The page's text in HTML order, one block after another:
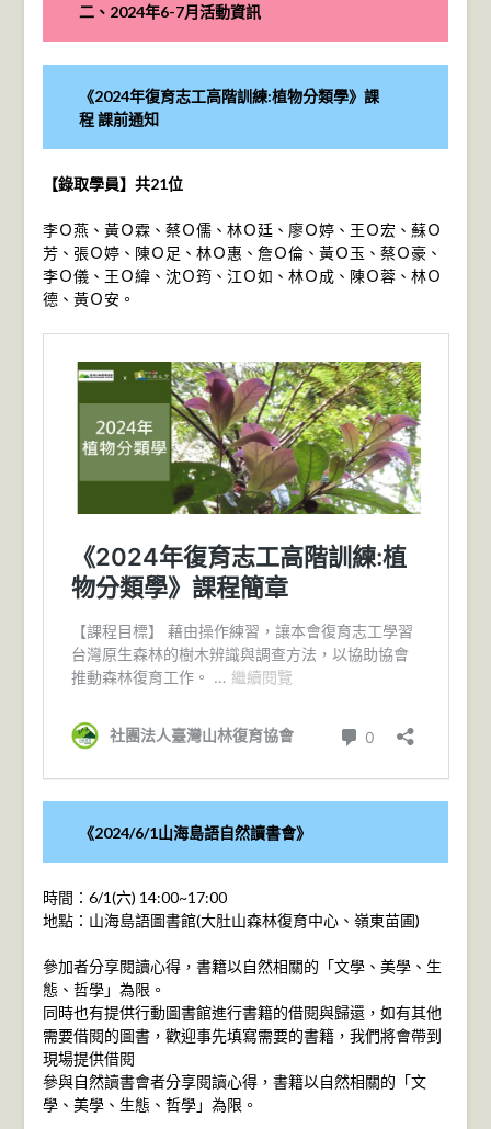
二、2024年6-7月活動資訊
《2024年復育志工高階訓練:植物分類學》課
程課前通知
【錄取學員】共21位
李Ｏ燕、黃Ｏ霖、蔡Ｏ儒、林Ｏ廷、廖Ｏ婷、王Ｏ宏、蘇Ｏ
芳、張Ｏ婷、陳Ｏ足、林Ｏ惠、詹Ｏ倫、黃Ｏ玉、蔡Ｏ豪、
李Ｏ儀、王Ｏ緯、沈Ｏ筠、江Ｏ如、林Ｏ成、陳Ｏ蓉、林Ｏ
德、黃Ｏ安。
《2024/6/1山海島語自然讀書會》
時間：6/1(六) 14:00~17:00
地點：山海島語圖書館(大肚山森林復育中心、嶺東苗圃)
參加者分享閱讀心得，書籍以自然相關的「文學、美學、生
態、哲學」為限。
同時也有提供行動圖書館進行書籍的借閱與歸還，如有其他
需要借閱的圖書，歡迎事先填寫需要的書籍，我們將會帶到
現場提供借閱
參與自然讀書會者分享閱讀心得，書籍以自然相關的「文
學、美學、生態、哲學」為限。